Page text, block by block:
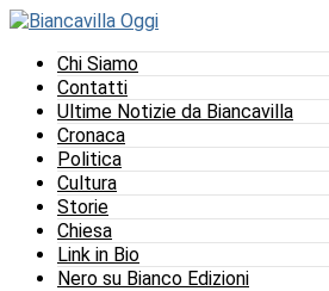
Chi Siamo
Contatti
Ultime Notizie da Biancavilla
Cronaca
Politica
Cultura
Storie
Chiesa
Link in Bio
Nero su Bianco Edizioni